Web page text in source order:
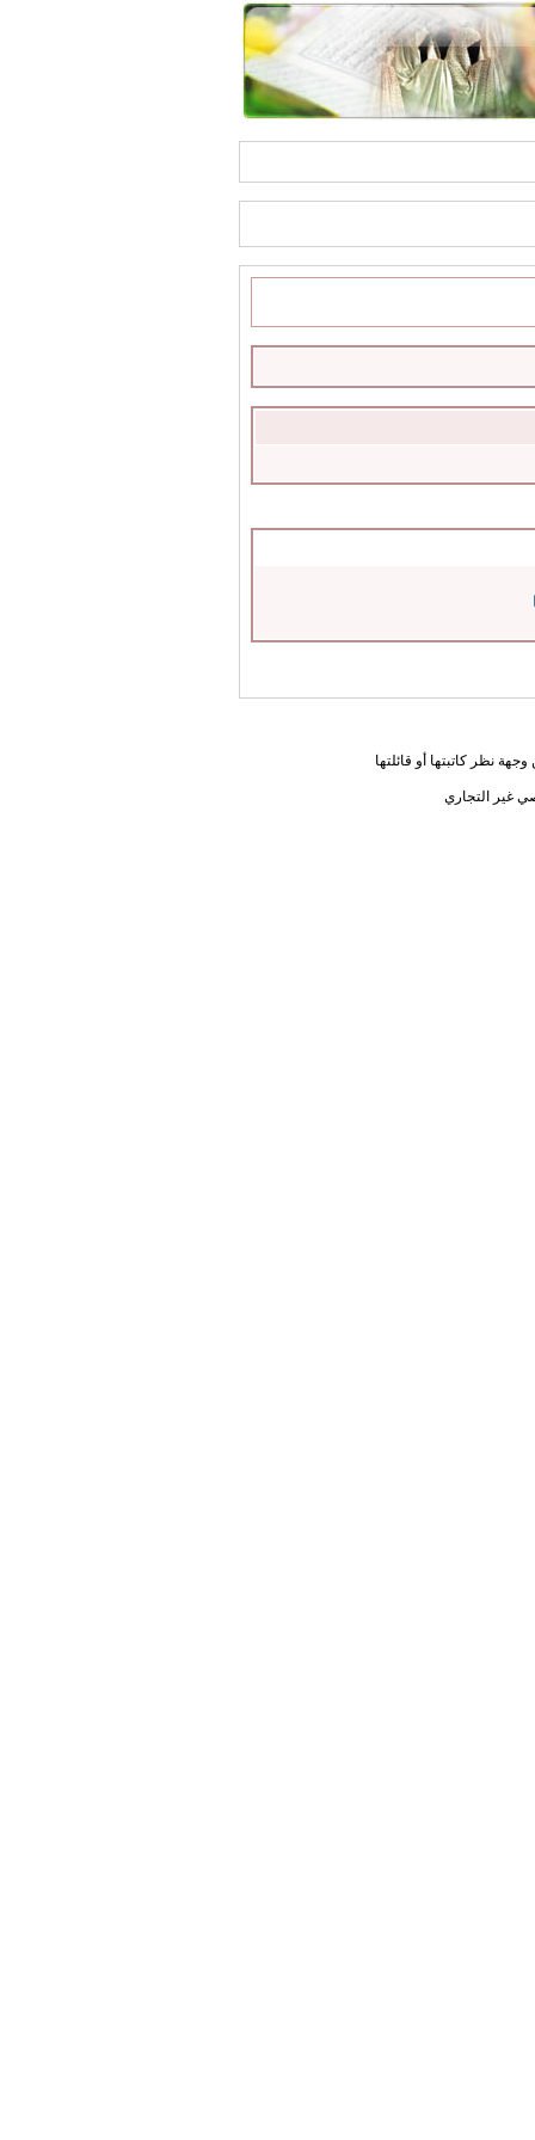
نظر كاتبتها أو قائلتها
غير التجاري